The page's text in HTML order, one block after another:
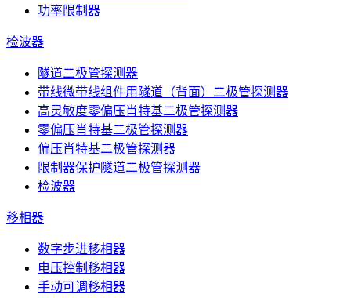
功率限制器
检波器
隧道二极管探测器
带线微带线组件用隧道（背面）二极管探测器
高灵敏度零偏压肖特基二极管探测器
零偏压肖特基二极管探测器
偏压肖特基二极管探测器
限制器保护隧道二极管探测器
检波器
移相器
数字步进移相器
电压控制移相器
手动可调移相器